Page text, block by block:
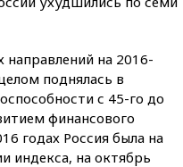
направлений на 2016-
поднялась в
с 45-го до
финансового
годах Россия была на
индекса, на октябрь